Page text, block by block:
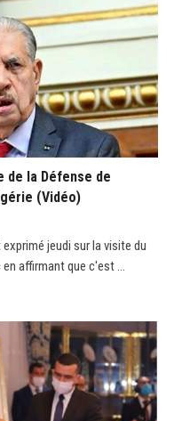
de la Défense de
(Vidéo)
jeudi sur la visite du
affirmant que c'est ...